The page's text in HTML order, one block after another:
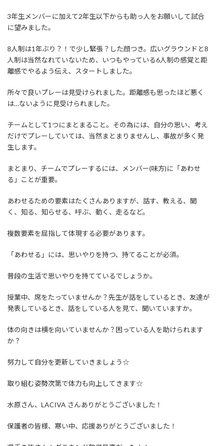
3年生メンバーに加えて2年生以下からも助っ人をお願いして試合
に望みました。
8人制は1年ぶり？！で少し緊張？した顔つき。広いグラウンドと8
人制は当然なれていないため、いつもやっている6人制の感覚と距
離感でやるよう伝え、スタートしました。
所々で良いプレーは見受けられました。距離感も思ったほど悪く
は…ないように見受けられました。
チームとして1つにまとまること。その為には、自分の思い、考え
だけでプレーしていては、当然まとまりませんし、事故が多く発
生します。
まとまり、チームでプレーするには、メンバー(味方)に「あわせ
る」ことが重要。
あわせるための要素はたくさんありますが、話す、教える、聞
く、知る、知らせる、呼ぶ、動く、走るなど。
複数要素を屈指して体現する必要があります。
「あわせる」には、思いやりを持つ、持てることが必須。
普段の生活で思いやりを持てているでしょうか。
授業中、席をたっていませんか？先生が話をしているとき、友達が
発表しているとき、話をしている人を見て、聞いていますか。
体の向きは横を向いていませんか？困っている人を助けられます
か？
努力して自分を更新していきましょう☆
取り組む姿勢次第で体力も向上してきます☆
水原さん、LACIVA さんありがとうございました！
保護者の皆様、寒い中、応援ありがとうございました！